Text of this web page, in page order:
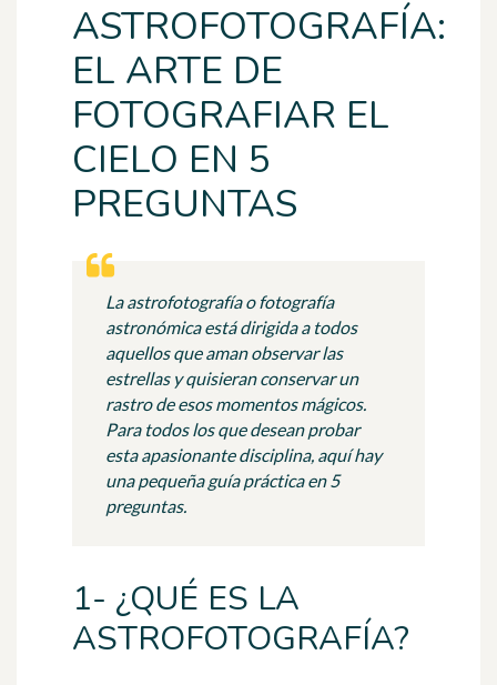
ASTROFOTOGRAFÍA:
EL ARTE DE
FOTOGRAFIAR EL
CIELO EN 5
PREGUNTAS
La astrofotografía o fotografía
astronómica está dirigida a todos
aquellos que aman observar las
estrellas y quisieran conservar un
rastro de esos momentos mágicos.
Para todos los que desean probar
esta apasionante disciplina, aquí hay
una pequeña guía práctica en 5
preguntas.
1- ¿QUÉ ES LA
ASTROFOTOGRAFÍA?